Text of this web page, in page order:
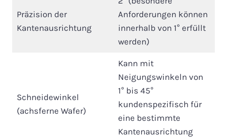
Präzision der
Kantenausrichtung
Anforderungen können
innerhalb von 1° erfüllt
werden)
Schneidewinkel
(achsferne Wafer)
Kann mit
Neigungswinkeln von
1° bis 45°
kundenspezifisch für
eine bestimmte
Kantenausrichtung